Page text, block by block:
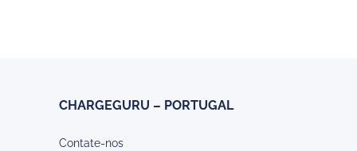
CHARGEGURU – PORTUGAL
Contate-nos